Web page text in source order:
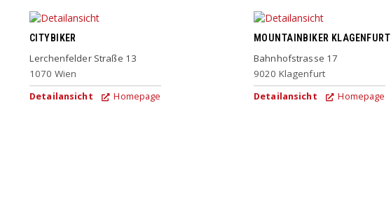
CITYBIKER
Lerchenfelder Straße 13
1070 Wien
Detailansicht Homepage
MOUNTAINBIKER KLAGENFURT
Bahnhofstrasse 17
9020 Klagenfurt
Detailansicht Homepage